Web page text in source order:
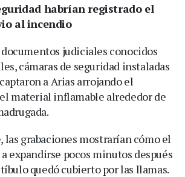
habrían registrado el
al incendio
judiciales conocidos
cámaras de seguridad instaladas
a Arias arrojando el
material inflamable alrededor de
grabaciones mostrarían cómo el
expandirse pocos minutos después
quedó cubierto por las llamas.